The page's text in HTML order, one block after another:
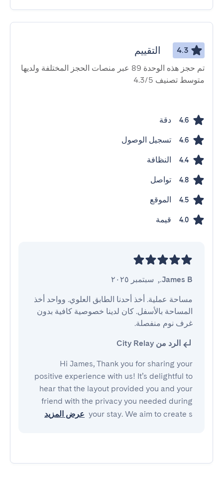
4.3 التقييم
تم حجز هذه الوحدة 89 عبر منصات الحجز المختلفة ولديها
متوسط ​​تصنيف 4.3/5
4.6 دقة
4.6 تسجيل الوصول
4.4 النظافة
4.8 تواصل
4.5 الموقع
4.0 قيمة
James B.
, سبتمبر ٢٠٢٥
غرف نوم منفصلة.
الرد من City Relay
Hi James, Thank you for sharing your
positive experience with us! It’s delightful to
hear that the layout provided you and your
friend with the privacy you needed during
your stay. We aim to create s عرض المزيد